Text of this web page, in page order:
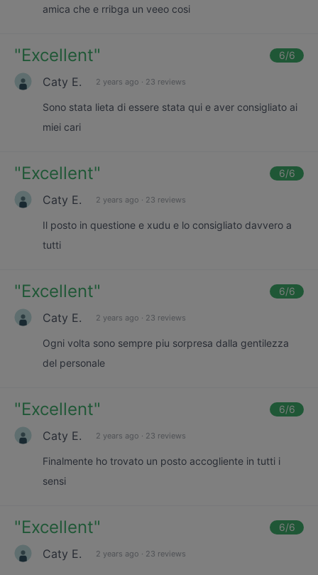
amica che e rribga un veeo cosi
"Excellent" 6/6
Caty E. 2 years ago · 23 reviews
Sono stata lieta di essere stata qui e aver consigliato ai
miei cari
"Excellent" 6/6
Caty E. 2 years ago · 23 reviews
Il posto in questione e xudu e lo consigliato davvero a
tutti
"Excellent" 6/6
Caty E. 2 years ago · 23 reviews
Ogni volta sono sempre piu sorpresa dalla gentilezza
del personale
"Excellent" 6/6
Caty E. 2 years ago · 23 reviews
Finalmente ho trovato un posto accogliente in tutti i
sensi
"Excellent" 6/6
Caty E. 2 years ago · 23 reviews